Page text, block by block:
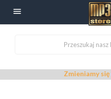

Zmieniamy się dla